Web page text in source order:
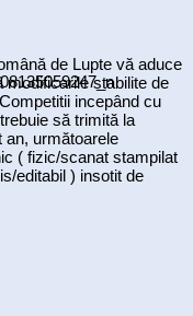
de Lupte vă aduce
modificarile stabilite de
incepând cu
să trimită la
an, următoarele
( fizic/scanat stampilat
editabil ) insotit de